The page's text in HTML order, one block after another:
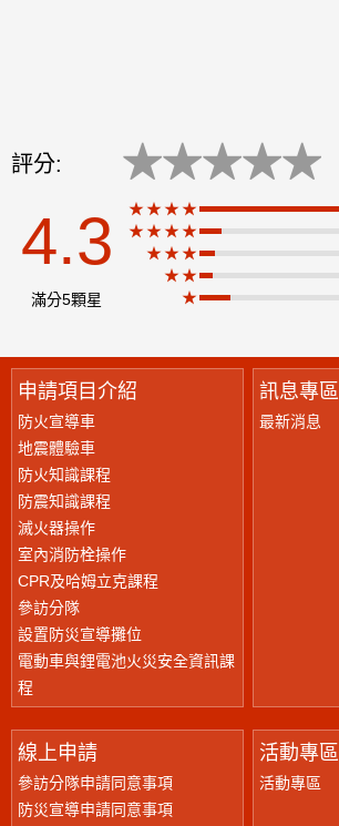
評分: ★★★★★
4.3
滿分5顆星
★★★★
★
★★★★
★★★
★★
★
申請項目介紹
防火宣導車
地震體驗車
防火知識課程
防震知識課程
滅火器操作
室內消防栓操作
CPR及哈姆立克課程
參訪分隊
設置防災宣導攤位
電動車與鋰電池火災安全資訊課
程
訊息專區
最新消息
線上申請
參訪分隊申請同意事項
防災宣導申請同意事項
活動專區
活動專區